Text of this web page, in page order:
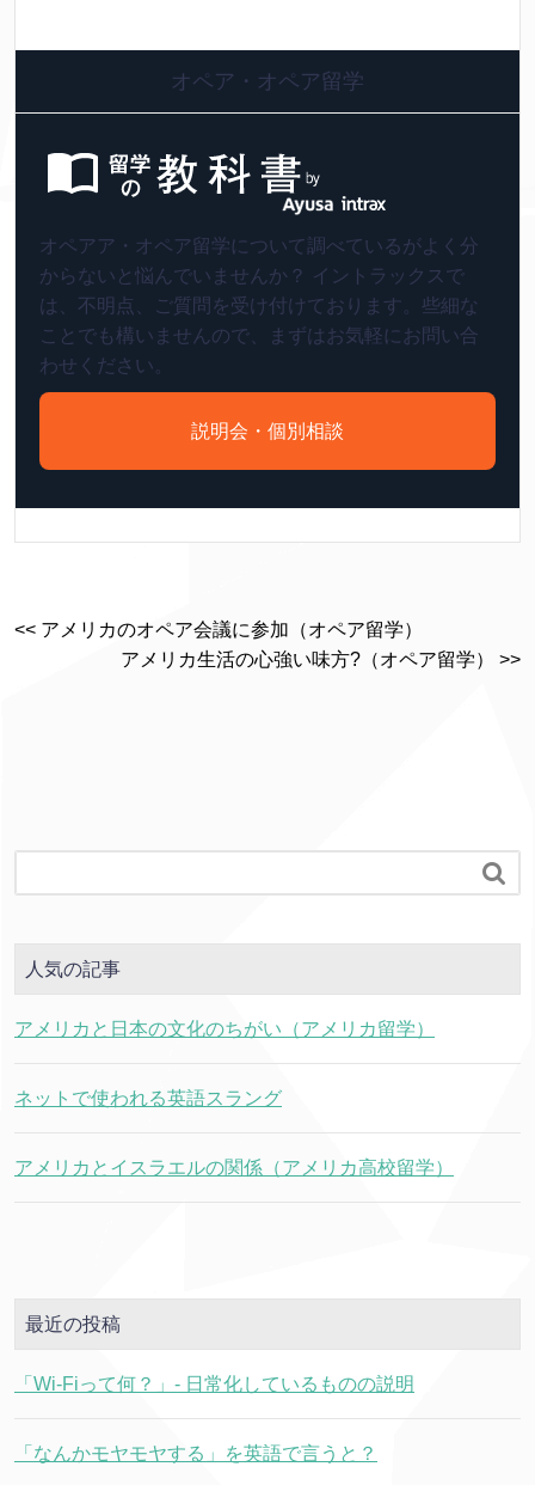
オペア・オペア留学
オペアア・オペア留学について調べているがよく分
からないと悩んでいませんか？ イントラックスで
は、不明点、ご質問を受け付けております。些細な
ことでも構いませんので、まずはお気軽にお問い合
わせください。
説明会・個別相談
<< アメリカのオペア会議に参加（オペア留学）
アメリカ生活の心強い味方?（オペア留学） >>

人気の記事
アメリカと日本の文化のちがい（アメリカ留学）
ネットで使われる英語スラング
アメリカとイスラエルの関係（アメリカ高校留学）
最近の投稿
「Wi-Fiって何？」- 日常化しているものの説明
「なんかモヤモヤする」を英語で言うと？